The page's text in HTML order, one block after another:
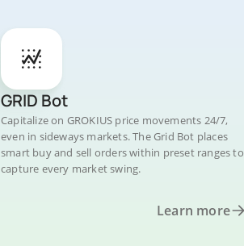
GRID Bot
Capitalize on GROKIUS price movements 24/7,
even in sideways markets. The Grid Bot places
smart buy and sell orders within preset ranges to
capture every market swing.
Learn more